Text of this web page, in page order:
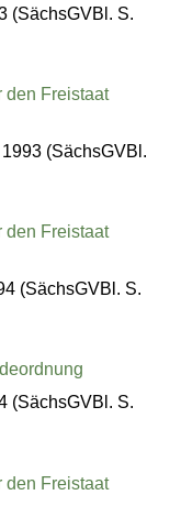
(SächsGVBl. S.
den Freistaat
(SächsGVBl.
den Freistaat
(SächsGVBl. S.
(SächsGVBl. S.
den Freistaat